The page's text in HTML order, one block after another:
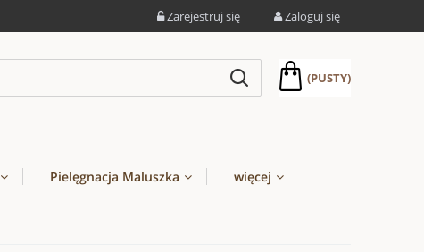
Zarejestruj się Zaloguj się
(PUSTY)
Pielęgnacja Maluszka więcej